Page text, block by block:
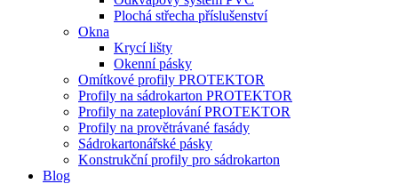
Plochá střecha příslušenství
Okna
Krycí lišty
Okenní pásky
Omítkové profily PROTEKTOR
Profily na sádrokarton PROTEKTOR
Profily na zateplování PROTEKTOR
Profily na provětrávané fasády
Sádrokartonářské pásky
Konstrukční profily pro sádrokarton
Blog